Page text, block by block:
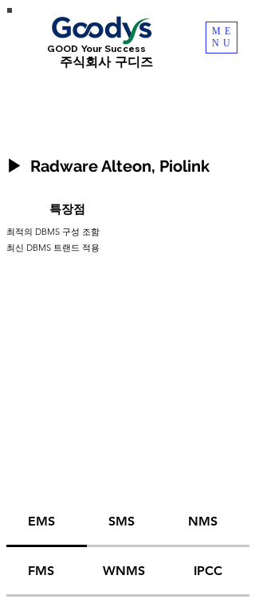
ME
NU
​주식회사 구디즈
GOOD Your Success
▶ Radware Alteon, Piolink
​특장점
최적의 DBMS 구성 조함
​최신 DBMS 트랜드 적용
EMS SMS NMS
FMS WNMS IPCC